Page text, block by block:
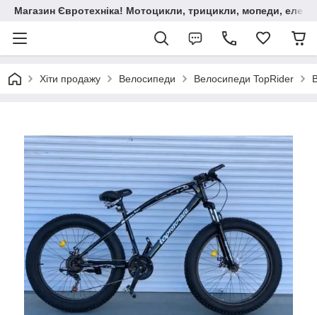
Магазин Євротехніка! Мотоцикли, трицикли, мопеди,
Хіти продажу Велосипеди Велосипеди TopRider